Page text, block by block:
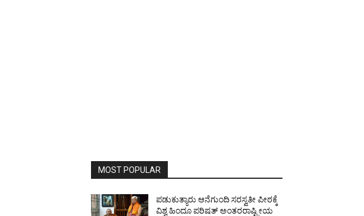
MOST POPULAR
ಪಡುಕುತ್ಯಾರು ಆನೆಗುಂದಿ ಸರಸ್ವತೀ ಪೀಠಕ್ಕೆ
ವಿಶ್ವ ಹಿಂದೂ ಪರಿಷತ್ ಅಂತರರಾಷ್ಟ್ರೀಯ